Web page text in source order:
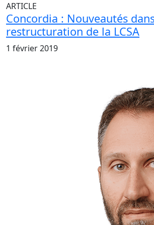
ARTICLE
Concordia : Nouveautés
restructuration de la LCSA
1 février 2019